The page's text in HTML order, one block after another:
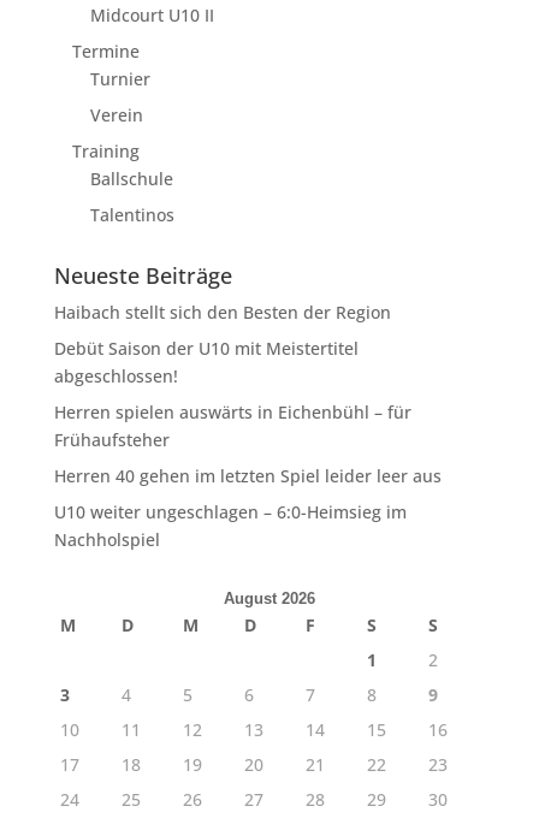
Midcourt U10 II
Termine
Turnier
Verein
Training
Ballschule
Talentinos
Neueste Beiträge
Haibach stellt sich den Besten der Region
Debüt Saison der U10 mit Meistertitel
abgeschlossen!
Herren spielen auswärts in Eichenbühl – für
Frühaufsteher
Herren 40 gehen im letzten Spiel leider leer aus
U10 weiter ungeschlagen – 6:0-Heimsieg im
Nachholspiel
August 2026
M D M D F S
S
1
2
3
4 5 6 7 8
9
10
11 12 13 14 15
16
17
18 19 20 21 22
23
24
25 26 27 28 29 30